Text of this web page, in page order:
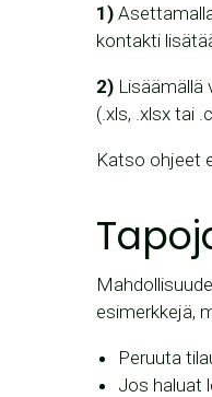
1)
kontakti
2)
(.xls, .xlsx tai
Katso ohjeet
esimerkkejä,
Peruuta
Jos haluat